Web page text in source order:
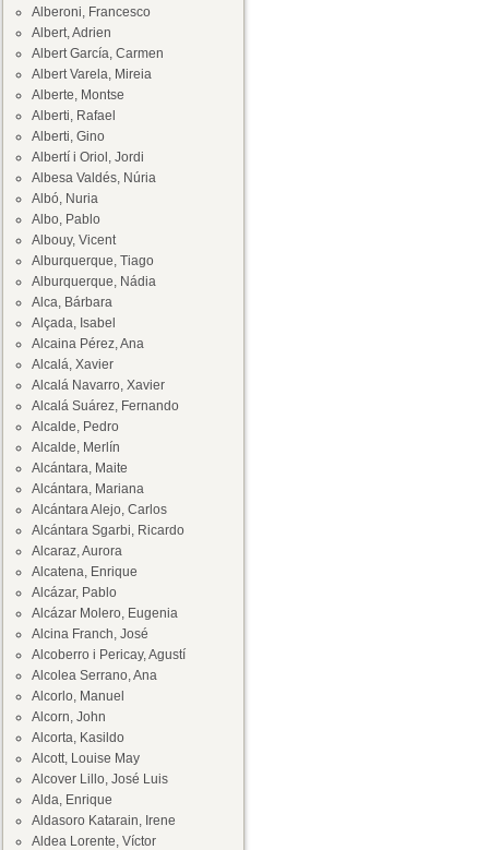
Alberoni, Francesco
Albert, Adrien
Albert García, Carmen
Albert Varela, Mireia
Alberte, Montse
Alberti, Rafael
Alberti, Gino
Albertí i Oriol, Jordi
Albesa Valdés, Núria
Albó, Nuria
Albo, Pablo
Albouy, Vicent
Alburquerque, Tiago
Alburquerque, Nádia
Alca, Bárbara
Alçada, Isabel
Alcaina Pérez, Ana
Alcalá, Xavier
Alcalá Navarro, Xavier
Alcalá Suárez, Fernando
Alcalde, Pedro
Alcalde, Merlín
Alcántara, Maite
Alcántara, Mariana
Alcántara Alejo, Carlos
Alcántara Sgarbi, Ricardo
Alcaraz, Aurora
Alcatena, Enrique
Alcázar, Pablo
Alcázar Molero, Eugenia
Alcina Franch, José
Alcoberro i Pericay, Agustí
Alcolea Serrano, Ana
Alcorlo, Manuel
Alcorn, John
Alcorta, Kasildo
Alcott, Louise May
Alcover Lillo, José Luis
Alda, Enrique
Aldasoro Katarain, Irene
Aldea Lorente, Víctor